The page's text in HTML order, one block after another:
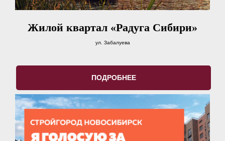
Жилой квартал «Радуга Сибири»
ул. Забалуева
ПОДРОБНЕЕ